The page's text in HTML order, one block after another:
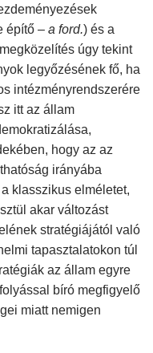
építő – a ford.) és a
úgy tekint
legyőzésének fő, ha
intézményrendszerére
itt az állam
hogy az az
irányába
klasszikus elméletet,
akar változást
stratégiájától való
tapasztalatokon túl
az állam egyre
bíró megfigyelő
miatt nemigen